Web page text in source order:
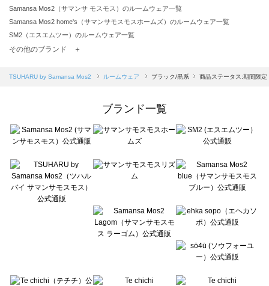
Samansa Mos2（サマンサ モスモス）のルームウェア一覧
Samansa Mos2 home's（サマンサモスモスホームズ）のルームウェア一覧
SM2（エスエムツー）のルームウェア一覧
TSUHARU by Samansa Mos2（ツハルバイサマンサモスモス）のルームウェア一覧
Samansa Mos2 blue（サマンサモスモス ブルー）のルームウェア一覧
sō4ū（ソウフォーユー）のルームウェア一覧
Te chichi（テチチ）のルームウェア一覧
Te chichi CLASSIC（テチチ クラシック）のルームウェア一覧
Lugnoncure（ルノンキュール）のルームウェア一覧
BETTY'S BLUE（べティーズブルー）のルームウェア一覧
Wpc.（ワールドパーティー）のルームウェア一覧
その他のブランド ＋
TSUHARU by Samansa Mos2 ルームウェア ブラック/黒系 商品ステータス:期間限定
ブランド一覧